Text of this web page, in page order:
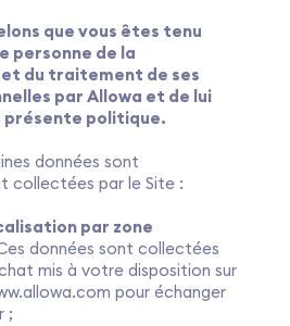
que vous êtes tenu
personne de la
du traitement de ses
par Allowa et de lui
présente politique.
données sont
collectées par le Site :
par zone
données sont collectées
mis à votre disposition sur
pour échanger
;